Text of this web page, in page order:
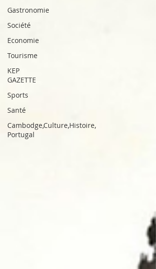
Gastronomie
Société
Economie
Tourisme
KEP
GAZETTE
Sports
Santé
Cambodge,Culture,Histoire,
Portugal